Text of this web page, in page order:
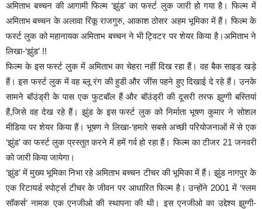
अमिताभ बच्चन की आगामी फिल्म ‘झुंड’ का फर्स्ट लुक जारी हो गया है। फिल्म में
अमिताभ बच्चन के अलावा रिंकू राजगुरु, आकाश ठोसर अहम भूमिका में हैं। फिल्म के
फर्स्ट लुक को महानायक अमिताभ बच्चन ने भी ट्विटर पर शेयर किया है।अमिताभ ने
लिखा-‘झुंड’ !!
फिल्म के इस फर्स्ट लुक में अमिताभ का चेहरा नहीं दिख रहा हैं। वह बैक साइड खड़े
हैं। इस फर्स्ट लुक में वह ब्लू रंग की हुडी और जींस पहने हुए दिखाई दे रहे हैं। उनके
सामने बॉउंड्री के पास एक फुटबॉल हैं और बॉउंड्री की दूसरी तरफ झुग्गी बस्तियां
हैं,जिसे वह देख रहे हैं। झुंड के इस फर्स्ट लुक को निर्माता भूषण कुमार ने सोशल
मीडिया पर शेयर किया हैं। भूषण ने लिखा-‘हमारे सबसे अच्छी परियोजनाओं में से एक
‘झुंड’ का फर्स्ट लुक प्रस्तुत करने में हमें गर्व हो रहा हैं। फिल्म का टीजर 21 जनवरी
को जारी किया जायेगा।
‘झुंड’ में मुख्य भूमिका निभा रहे अमिताभ बच्चन टीचर की भूमिका में हैं। झुंड नागपुर के
एक रिटायर्ड स्पोर्ट्स टीचर के जीवन पर आधारित फिल्म है। उन्होंने 2001 में ‘स्लम
सॉकर्स’ नामक एक एनजीओ की स्थापना की थी। इस एनजीओ का उद्देश्य झुग्गी-